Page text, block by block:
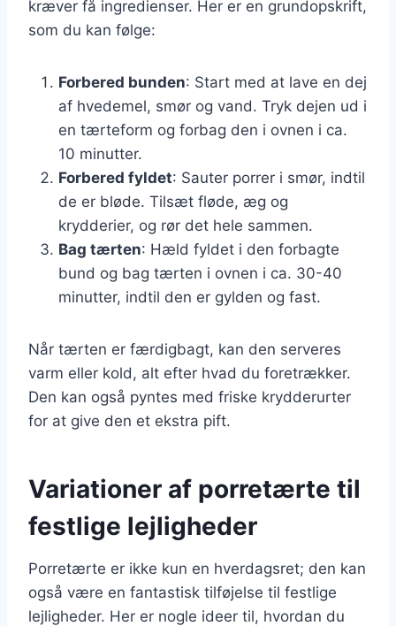
kræver få ingredienser. Her er en grundopskrift,
som du kan følge:
Forbered bunden: Start med at lave en dej
af hvedemel, smør og vand. Tryk dejen ud i
en tærteform og forbag den i ovnen i ca.
10 minutter.
Forbered fyldet: Sauter porrer i smør, indtil
de er bløde. Tilsæt fløde, æg og
krydderier, og rør det hele sammen.
Bag tærten: Hæld fyldet i den forbagte
bund og bag tærten i ovnen i ca. 30-40
minutter, indtil den er gylden og fast.
Når tærten er færdigbagt, kan den serveres
varm eller kold, alt efter hvad du foretrækker.
Den kan også pyntes med friske krydderurter
for at give den et ekstra pift.
Variationer af porretærte til
festlige lejligheder
Porretærte er ikke kun en hverdagsret; den kan
også være en fantastisk tilføjelse til festlige
lejligheder. Her er nogle ideer til, hvordan du